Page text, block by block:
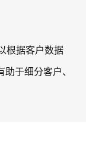
根据客户数据
于细分客户、